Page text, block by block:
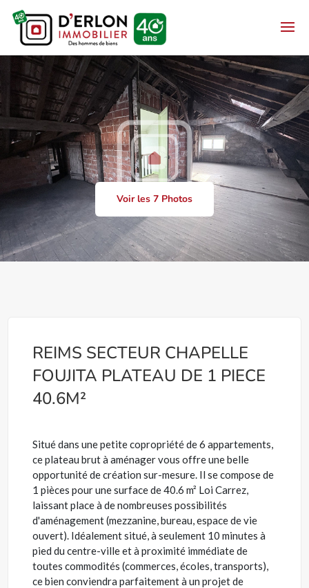
Voir les 7 Photos
REIMS SECTEUR CHAPELLE
FOUJITA PLATEAU DE 1 PIECE
40.6M²
Situé dans une petite copropriété de 6 appartements,
ce plateau brut à aménager vous offre une belle
opportunité de création sur-mesure. Il se compose de
1 pièces pour une surface de 40.6 m² Loi Carrez,
laissant place à de nombreuses possibilités
d'aménagement (mezzanine, bureau, espace de vie
ouvert). Idéalement situé, à seulement 10 minutes à
pied du centre-ville et à proximité immédiate de
toutes commodités (commerces, écoles, transports),
ce bien conviendra parfaitement à un projet de